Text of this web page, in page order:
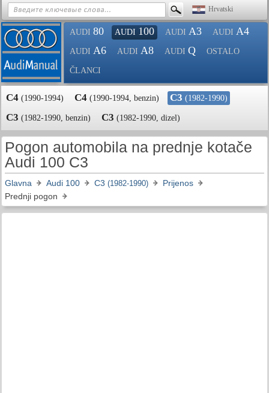
Hrvatski
AUDI 80 AUDI 100 AUDI A3 AUDI A4
AUDI A6 AUDI A8 AUDI Q OSTALO
ČLANCI
C4 (1990-1994) C4 (1990-1994, benzin) C3 (1982-1990)
C3 (1982-1990, benzin) C3 (1982-1990, dizel)
Pogon automobila na prednje kotače
Audi 100 C3
Glavna Audi 100 C3 (1982-1990)
Prijenos
Prednji pogon